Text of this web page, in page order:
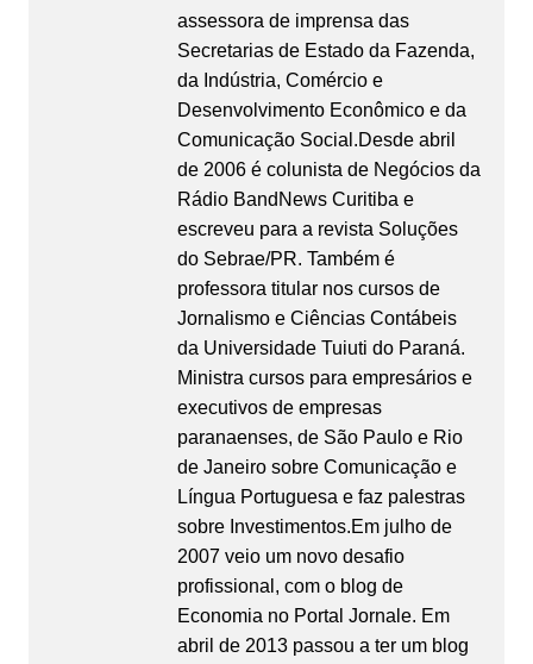
assessora de imprensa das
Secretarias de Estado da Fazenda,
da Indústria, Comércio e
Desenvolvimento Econômico e da
Comunicação Social.Desde abril
de 2006 é colunista de Negócios da
Rádio BandNews Curitiba e
escreveu para a revista Soluções
do Sebrae/PR. Também é
professora titular nos cursos de
Jornalismo e Ciências Contábeis
da Universidade Tuiuti do Paraná.
Ministra cursos para empresários e
executivos de empresas
paranaenses, de São Paulo e Rio
de Janeiro sobre Comunicação e
Língua Portuguesa e faz palestras
sobre Investimentos.Em julho de
2007 veio um novo desafio
profissional, com o blog de
Economia no Portal Jornale. Em
abril de 2013 passou a ter um blog